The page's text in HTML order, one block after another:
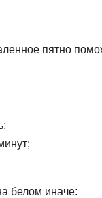
пятно
белом иначе: